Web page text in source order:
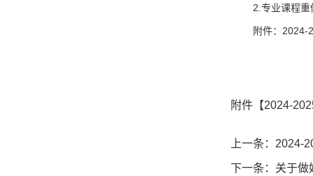
2.专业课程
附件：2024-
附件【2024-
上一条： 2024-
下一条： 关于做